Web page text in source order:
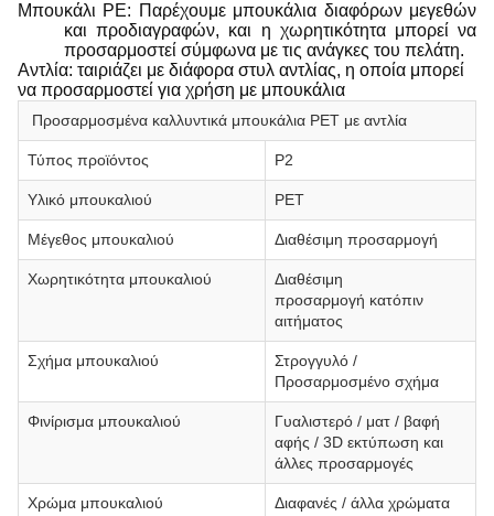
Μπουκάλι PE: Παρέχουμε μπουκάλια διαφόρων μεγεθών
και προδιαγραφών, και η χωρητικότητα μπορεί να
προσαρμοστεί σύμφωνα με τις ανάγκες του πελάτη.
Αντλία: ταιριάζει με διάφορα στυλ αντλίας, η οποία μπορεί
να προσαρμοστεί για χρήση με μπουκάλια
Προσαρμοσμένα καλλυντικά μπουκάλια PET με αντλία
Τύπος προϊόντος P2
Υλικό μπουκαλιού PET
Μέγεθος μπουκαλιού Διαθέσιμη προσαρμογή
Χωρητικότητα μπουκαλιού
Διαθέσιμη
προσαρμογή κατόπιν
αιτήματος
Σχήμα μπουκαλιού
Στρογγυλό /
Προσαρμοσμένο σχήμα
Φινίρισμα μπουκαλιού
Γυαλιστερό / ματ / βαφή
αφής / 3D εκτύπωση και
άλλες προσαρμογές
Χρώμα μπουκαλιού
Διαφανές / άλλα χρώματα